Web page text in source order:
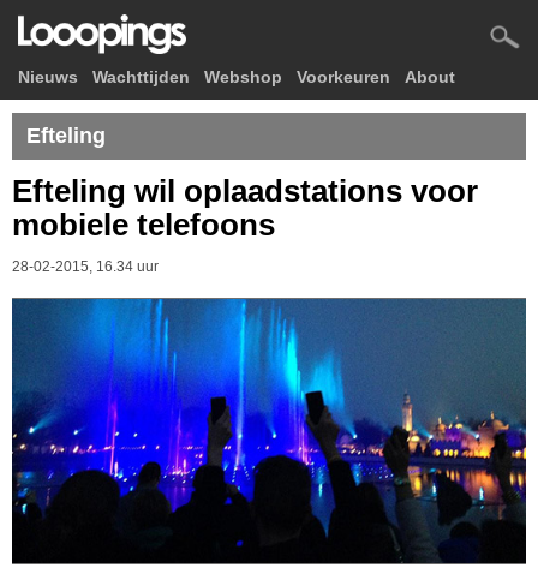
Nieuws Wachttijden Webshop Voorkeuren About
Efteling
Efteling wil oplaadstations voor
mobiele telefoons
28-02-2015, 16.34 uur